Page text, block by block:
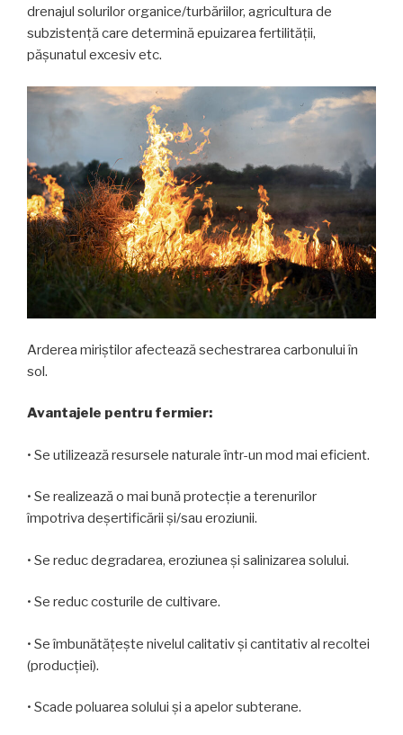
drenajul solurilor organice/turbăriilor, agricultura de
subzistență care determină epuizarea fertilității,
pășunatul excesiv etc.
Arderea miriștilor afectează sechestrarea carbonului în
sol.
Avantajele pentru fermier:
• Se utilizează resursele naturale într-un mod mai eficient.
• Se realizează o mai bună protecție a terenurilor
împotriva deșertificării și/sau eroziunii.
• Se reduc degradarea, eroziunea și salinizarea solului.
• Se reduc costurile de cultivare.
• Se îmbunătățește nivelul calitativ și cantitativ al recoltei
(producției).
• Scade poluarea solului și a apelor subterane.